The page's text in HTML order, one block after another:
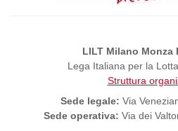
LILT Milano Monza
Lega Italiana per la
Struttura
Sede legale: Via
Sede operativa: Via dei